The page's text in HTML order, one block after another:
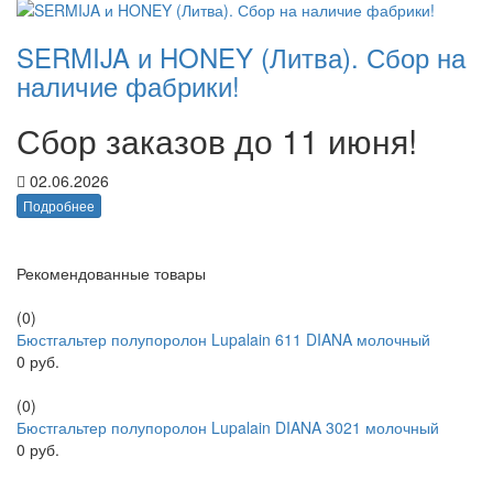
SERMIJA и HONEY (Литва). Сбор на
наличие фабрики!
Сбор заказов до 11 июня!
02.06.2026
Подробнее
Рекомендованные товары
(0)
Бюстгальтер полупоролон Lupalain 611 DIANA молочный
0 руб.
(0)
Бюстгальтер полупоролон Lupalain DIANA 3021 молочный
0 руб.